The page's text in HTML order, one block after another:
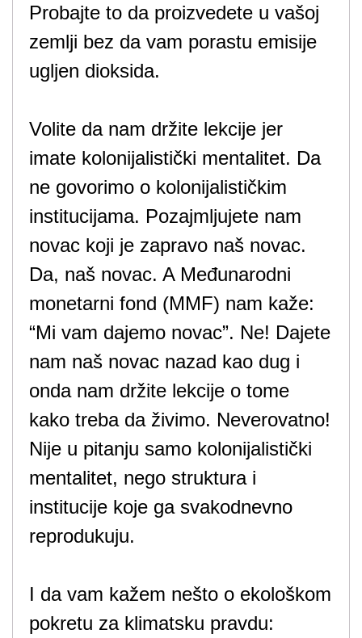
Probajte to da proizvedete u vašoj
zemlji bez da vam porastu emisije
ugljen dioksida.
Volite da nam držite lekcije jer
imate kolonijalistički mentalitet. Da
ne govorimo o kolonijalističkim
institucijama. Pozajmljujete nam
novac koji je zapravo naš novac.
Da, naš novac. A Međunarodni
monetarni fond (MMF) nam kaže:
“Mi vam dajemo novac”. Ne! Dajete
nam naš novac nazad kao dug i
onda nam držite lekcije o tome
kako treba da živimo. Neverovatno!
Nije u pitanju samo kolonijalistički
mentalitet, nego struktura i
institucije koje ga svakodnevno
reprodukuju.
I da vam kažem nešto o ekološkom
pokretu za klimatsku pravdu: